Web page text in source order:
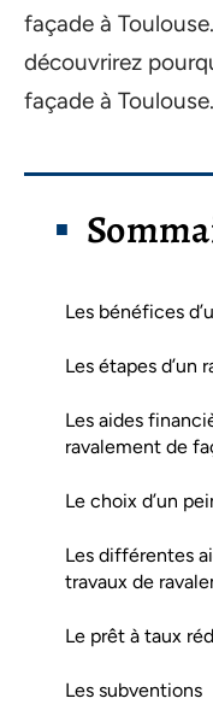
façade à
découvrirez
façade à Toulouse.
Les bénéfices
Les étapes d’un
Les aides
ravalement de
Le choix d’un
Les différentes
travaux de
Le prêt à taux
Les subventions